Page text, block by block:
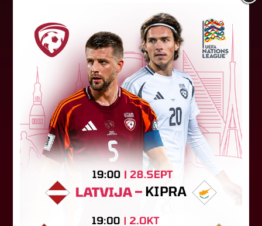
"Riga FC" iegūst handikapu, RFS
būs jāatspēlējas
Ceturtdienas vakarā savas spēles UEFA
Konferences līgas kvalifikācijas trešajā kārtā
aizvadīja divi Latvijas klubi. FC RFS izbraukumā ar